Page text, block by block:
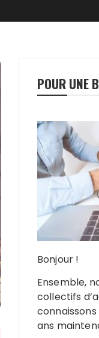
POUR UNE
Bonjour !
Ensemble,
collectifs
ans